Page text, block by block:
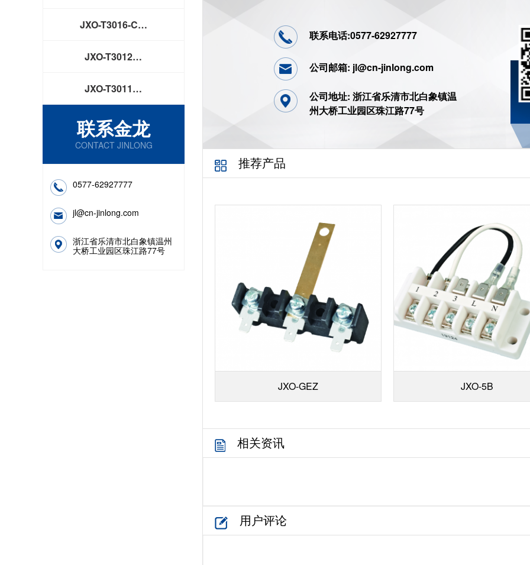
JXO-T3016-C…
JXO-T3012…
JXO-T3011…
联系金龙
CONTACT JINLONG
0577-62927777
jl@cn-jinlong.com
浙江省乐清市北白象镇温州
大桥工业园区珠江路77号
联系电话:0577-62927777
公司邮箱: jl@cn-jinlong.com
公司地址: 浙江省乐清市北白象镇温
州大桥工业园区珠江路77号
推荐产品
JXO-GEZ JXO-5B
相关资讯
用户评论